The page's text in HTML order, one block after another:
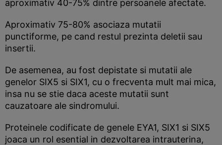
aproximativ 40-75% dintre persoanele afectate.
Aproximativ 75-80% asociaza mutatii
punctiforme, pe cand restul prezinta deletii sau
insertii.
De asemenea, au fost depistate si mutatii ale
genelor SIX5 si SIX1, cu o frecventa mult mai mica,
insa nu se stie daca aceste mutatii sunt
cauzatoare ale sindromului.
Proteinele codificate de genele EYA1, SIX1 si SIX5
joaca un rol esential in dezvoltarea intrauterina,